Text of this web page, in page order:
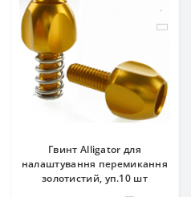
Гвинт Alligator для
налаштування перемикання
золотистий, уп.10 шт